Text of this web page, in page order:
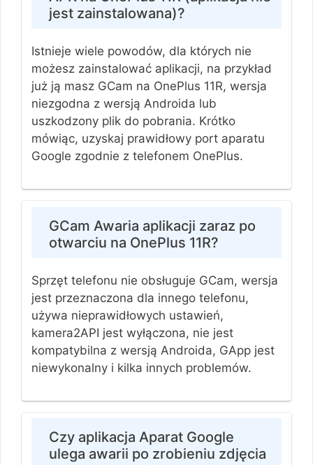
jest zainstalowana)?
Istnieje wiele powodów, dla których nie
możesz zainstalować aplikacji, na przykład
już ją masz GCam na OnePlus 11R, wersja
niezgodna z wersją Androida lub
uszkodzony plik do pobrania. Krótko
mówiąc, uzyskaj prawidłowy port aparatu
Google zgodnie z telefonem OnePlus.
GCam Awaria aplikacji zaraz po
otwarciu na OnePlus 11R?
Sprzęt telefonu nie obsługuje GCam, wersja
jest przeznaczona dla innego telefonu,
używa nieprawidłowych ustawień,
kamera2API jest wyłączona, nie jest
kompatybilna z wersją Androida, GApp jest
niewykonalny i kilka innych problemów.
Czy aplikacja Aparat Google
ulega awarii po zrobieniu zdjęcia